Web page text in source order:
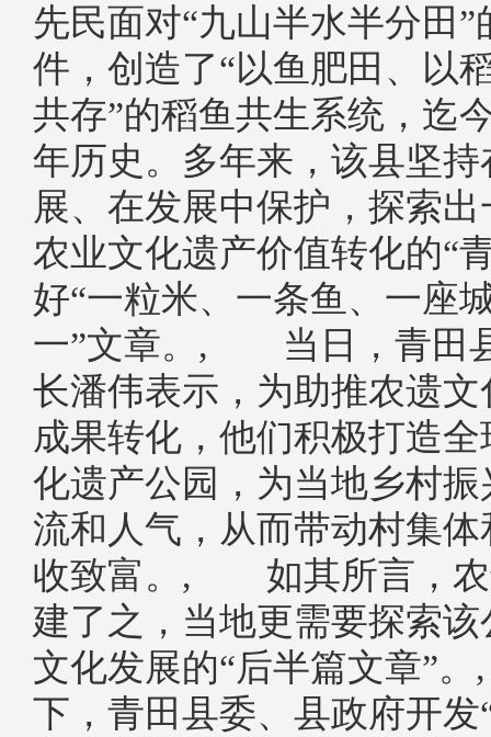
先民面对“九山半水半分田
件，创造了“以鱼肥田、以
共存”的稻鱼共生系统，迄
年历史。多年来，该县坚
展、在发展中保护，探索
农业文化遗产价值转化的“
好“一粒米、一条鱼、一座
一”文章。, 当日，青田
长潘伟表示，为助推农遗
成果转化，他们积极打造
化遗产公园，为当地乡村
流和人气，从而带动村集
收致富。, 如其所言，农
建了之，当地更需要探索
文化发展的“后半篇文章
下，青田县委、县政府开发